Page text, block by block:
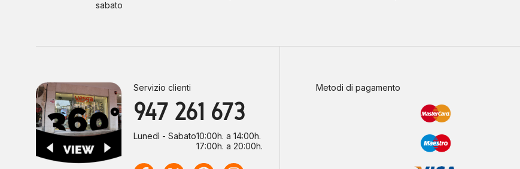
sabato
Servizio clienti
947 261 673
Lunedì - Sabato10:00h. a 14:00h.
17:00h. a 20:00h.
Metodi di pagamento